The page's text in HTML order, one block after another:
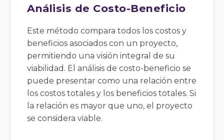
Análisis de Costo-Beneficio
Este método compara todos los costos y
beneficios asociados con un proyecto,
permitiendo una visión integral de su
viabilidad. El análisis de costo-beneficio se
puede presentar como una relación entre
los costos totales y los beneficios totales. Si
la relación es mayor que uno, el proyecto
se considera viable.